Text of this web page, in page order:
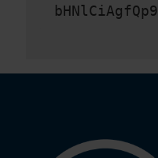
bHNlCiAgfQp9